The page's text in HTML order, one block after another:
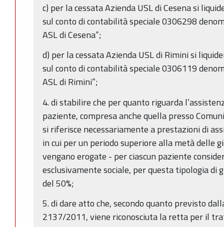
c) per la cessata Azienda USL di Cesena si
sul conto di contabilità speciale 0306298
ASL di Cesena”;
d) per la cessata Azienda USL di Rimini si
sul conto di contabilità speciale 0306119
ASL di Rimini”;
4. di stabilire che per quanto riguarda
paziente, compresa anche quella presso
si riferisce necessariamente a prestazioni di
in cui per un periodo superiore alla metà delle
vengano erogate - per ciascun paziente
esclusivamente sociale, per questa tipologia
del 50%;
5. di dare atto che, secondo quanto previsto
2137/2011, viene riconosciuta la retta per il